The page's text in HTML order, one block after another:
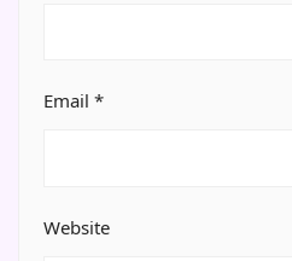
Email *
Website